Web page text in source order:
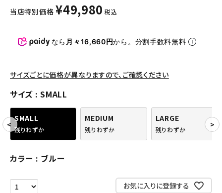
スニーカー・ブーツ
COLLABORATION BRAND
SEASON
CONTENTS
ようこそ ゲスト 様
meeting_room ログイン
当店特別価格 ¥49,980 税込
なら 月々16,660円から。分割手数料無料
サイズごとに価格が異なりますので、ご確認ください
サイズ SMALL
SMALL
残りわずか
MEDIUM
残りわずか
LARGE
残りわずか
カラー ブルー
お気に入りに登録する